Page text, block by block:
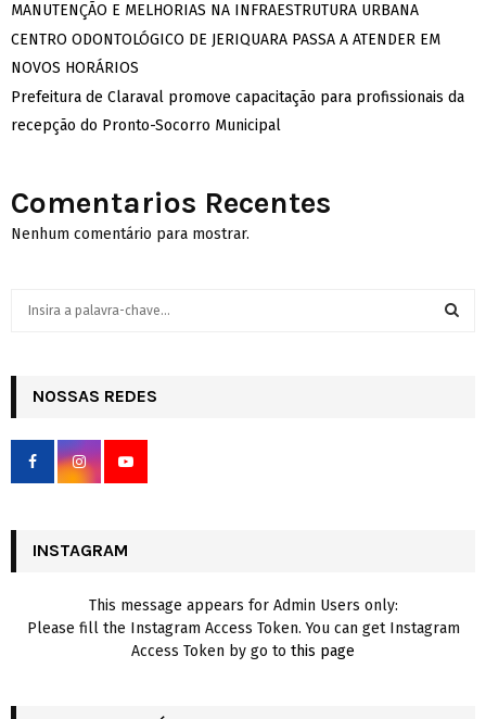
MANUTENÇÃO E MELHORIAS NA INFRAESTRUTURA URBANA
CENTRO ODONTOLÓGICO DE JERIQUARA PASSA A ATENDER EM
NOVOS HORÁRIOS
Prefeitura de Claraval promove capacitação para profissionais da
recepção do Pronto-Socorro Municipal
Comentarios Recentes
Nenhum comentário para mostrar.
h
f
r
NOSSAS REDES
INSTAGRAM
This message appears for Admin Users only:
Please fill the Instagram Access Token. You can get Instagram
Access Token by go to this page